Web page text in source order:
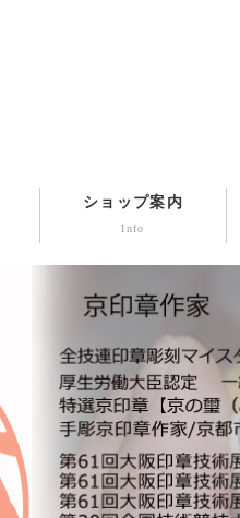
ショップ案内
Info